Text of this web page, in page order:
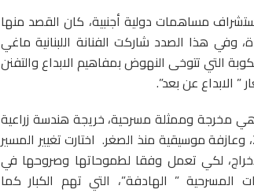
مساهمات دولية أجنبية، كان القصد منها
وفي هذا الصدد شاركت الفنانة اللبنانية ماغي
التي تتوخى النهوض بمفاهيم الابداع والتفنن
” الابداع عن بعد”.
مخرجة وممثلة مسرحية، خريجة هندسة زراعية
في عام 2014، وعازفة موسيقية منذ الصغر. اختارت تغيير المسير
لكي تعمل وفقا لطموحاتها وصروحها في
المسرحية ” الهادفة”، التي تهم الكبار كما